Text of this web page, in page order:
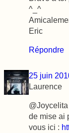
^_^
Eric
Répondre
25 juin
Laurence
de mise ai
vous ici :